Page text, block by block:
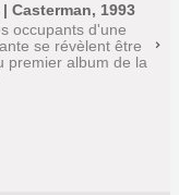
Casterman, 1993
occupants d'une
se révèlent être
premier album de la